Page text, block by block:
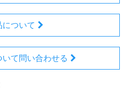
について
いて問い合わせる